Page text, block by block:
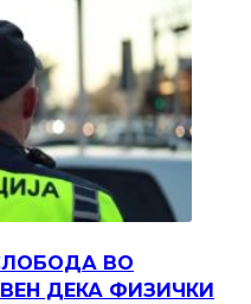
ВО
ДЕКА ФИЗИЧКИ